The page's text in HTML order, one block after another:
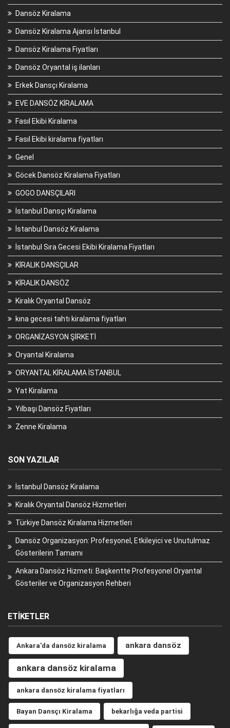
Dansöz Kiralama
Dansöz Kiralama Ajansı İstanbul
Dansöz Kiralama Fiyatları
Dansöz Oryantal iş ilanları
Erkek Dansçı Kiralama
EVE DANSÖZ KİRALAMA
Fasıl Ekibi Kiralama
Fasıl Ekibi kiralama fiyatları
Genel
Göcek Dansöz Kiralama Fiyatları
GOGO DANSÇILARI
İstanbul Dansçı Kiralama
İstanbul Dansöz Kiralama
İstanbul Sıra Gecesi Ekibi Kiralama Fiyatları
KİRALIK DANSÇILAR
KİRALIK DANSÖZ
Kiralık Oryantal Dansöz
kına gecesi tahtı kiralama fiyatları
ORGANİZASYON ŞİRKETİ
Oryantal Kiralama
ORYANTAL KİRALAMA İSTANBUL
Yat Kiralama
Yılbaşı Dansöz Fiyatları
Zenne Kiralama
SON YAZILAR
İstanbul Dansöz Kiralama
Kiralık Oryantal Dansöz Hizmetleri
Türkiye Dansöz Kiralama Hizmetleri
Dansöz Organizasyon: Profesyonel, Etkileyici ve Unutulmaz
Gösterilerin Tamamı
Ankara Dansöz Hizmeti: Başkentte Profesyonel Oryantal
Gösteriler ve Organizasyon Rehberi
ETIKETLER
Ankara'da dansöz kiralama ankara dansöz
ankara dansöz kiralama
ankara dansöz kiralama fiyatları
Bayan Dansçı Kiralama bekarlığa veda partisi